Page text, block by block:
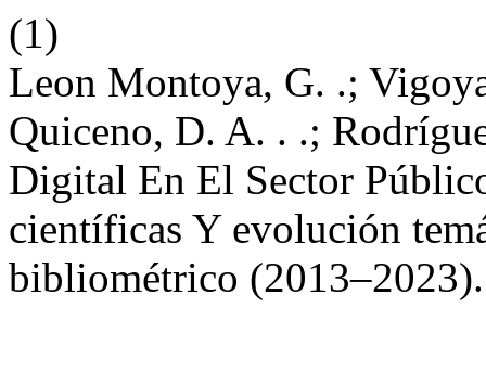
(1)
Leon Montoya, G. .;
Quiceno, D. A. . .;
Digital En El Sector
científicas Y evolución
bibliométrico